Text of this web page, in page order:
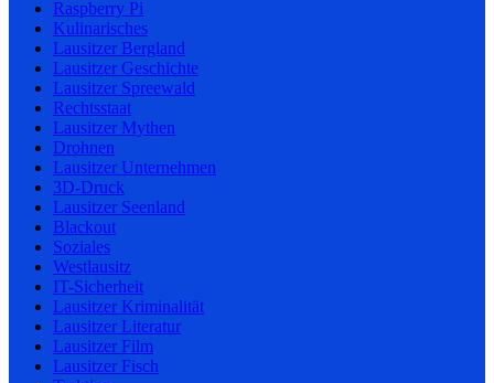
Raspberry Pi
Kulinarisches
Lausitzer Bergland
Lausitzer Geschichte
Lausitzer Spreewald
Rechtsstaat
Lausitzer Mythen
Drohnen
Lausitzer Unternehmen
3D-Druck
Lausitzer Seenland
Blackout
Soziales
Westlausitz
IT-Sicherheit
Lausitzer Kriminalität
Lausitzer Literatur
Lausitzer Film
Lausitzer Fisch